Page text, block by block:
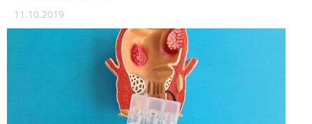
11.10.2019